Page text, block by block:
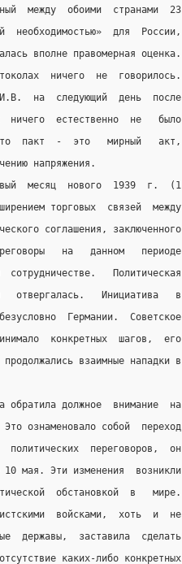
между  обоими  странами  23
необходимостью»  для  России,
вполне правомерная оценка.
ничего  не  говорилось.
на  следующий  день  после
ничего  естественно  не   было
пакт  -  это   мирный   акт,
напряжения.
месяц  нового  1939  г.  (1
торговых  связей  между
соглашения, заключенного
на   данном   периоде
сотрудничестве.   Политическая
отвергалась.   Инициатива   в
Германии.  Советское
конкретных  шагов,  его
взаимные нападки в
обратила должное  внимание  на
ознаменовало собой  переход
политических  переговоров,  он
мая. Эти изменения  возникли
обстановкой  в   мире.
войсками,  хоть  и  не
державы,  заставила  сделать
каких-либо конкретных